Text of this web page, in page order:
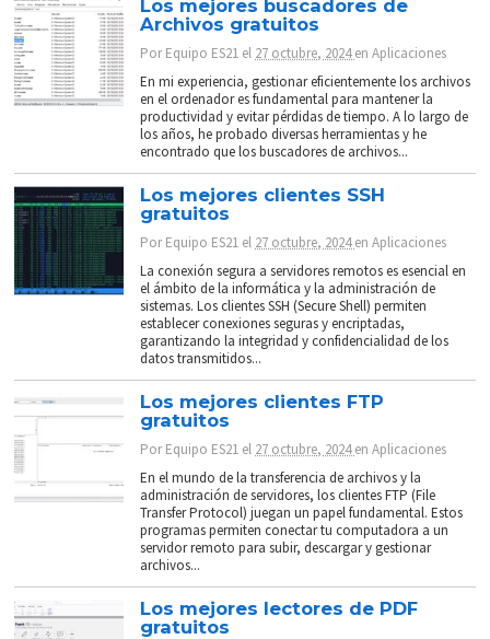
Los mejores buscadores de
Archivos gratuitos
PorEquipo ES21 el 27 octubre, 2024enAplicaciones
En mi experiencia, gestionar eficientemente los archivos
en el ordenador es fundamental para mantener la
productividad y evitar pérdidas de tiempo. A lo largo de
los años, he probado diversas herramientas y he
encontrado que los buscadores de archivos...
Los mejores clientes SSH
gratuitos
PorEquipo ES21 el 27 octubre, 2024enAplicaciones
La conexión segura a servidores remotos es esencial en
el ámbito de la informática y la administración de
sistemas. Los clientes SSH (Secure Shell) permiten
establecer conexiones seguras y encriptadas,
garantizando la integridad y confidencialidad de los
datos transmitidos...
Los mejores clientes FTP
gratuitos
PorEquipo ES21 el 27 octubre, 2024enAplicaciones
En el mundo de la transferencia de archivos y la
administración de servidores, los clientes FTP (File
Transfer Protocol) juegan un papel fundamental. Estos
programas permiten conectar tu computadora a un
servidor remoto para subir, descargar y gestionar
archivos...
Los mejores lectores de PDF
gratuitos